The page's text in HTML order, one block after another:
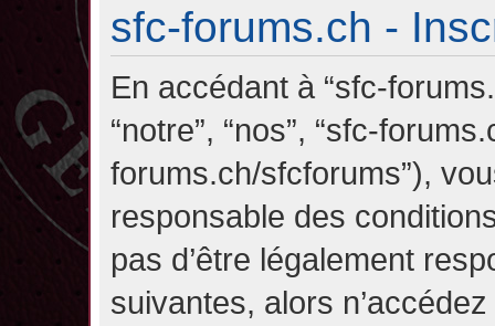
sfc-forums.ch -
En accédant à “sfc-
“notre”, “nos”, “sfc-
forums.ch/sfcforums”),
responsable des
pas d’être légalement
suivantes, alors